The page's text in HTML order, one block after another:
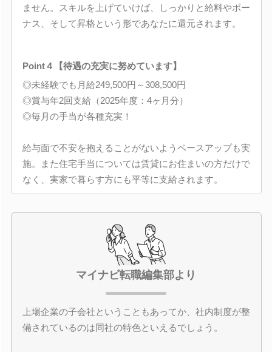
ません。スキルを上げていけば、しっかりと給料やボー
ナス、そして昇格という形であなたに還元されます。
Point４【待遇の充実に努めています】
◎未経験でも月給249,500円～308,500円
◎賞与年2回支給（2025年度：4ヶ月分）
◎毎月の手当が各種充実！
給与面で不安を抱えることがないようベースアップも実
施。また住宅手当については賃貸にお住まいの方だけで
なく、実家で暮らす方にも平等に支給されます。
マイナビ転職編集部より
上場企業の子会社ということもあってか、社内制度が整
備されているのは同社の特色といえるでしょう。